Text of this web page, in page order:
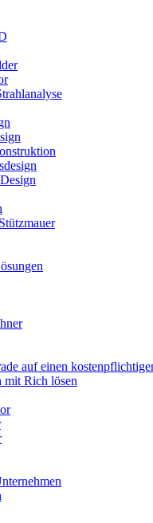
auf einen
mit Rich lösen